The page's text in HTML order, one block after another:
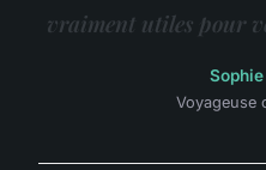
vraiment utiles pour
Voyageuse